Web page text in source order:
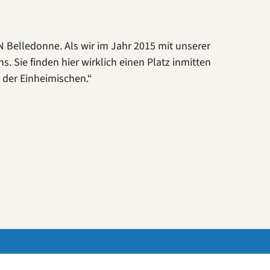
Belledonne. Als wir im Jahr 2015 mit unserer
Sie finden hier wirklich einen Platz inmitten
Einheimischen.“